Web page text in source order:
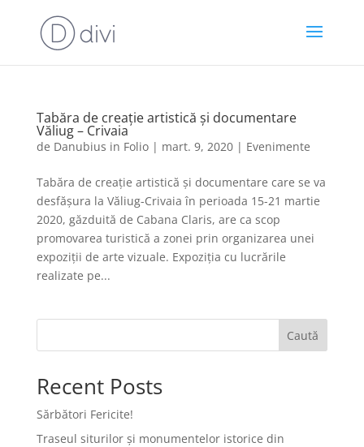
Tabăra de creaţie artistică şi documentare
Văliug – Crivaia
de Danubius in Folio| mart. 9, 2020| Evenimente
Tabăra de creație artistică și documentare care se va
desfășura la Văliug-Crivaia în perioada 15-21 martie
2020, găzduită de Cabana Claris, are ca scop
promovarea turistică a zonei prin organizarea unei
expoziții de arte vizuale. Expoziția cu lucrările
realizate pe...
Caută
Recent Posts
Sărbători Fericite!
Traseul siturilor și monumentelor istorice din